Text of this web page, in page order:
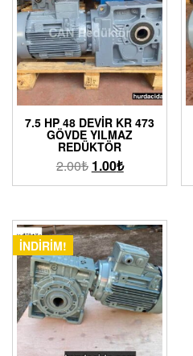
7.5 HP 48 DEVIR KR 473
GÖVDE YILMAZ
REDÜKTÖR
2.00₺ 1.00₺
İNDIRIM!